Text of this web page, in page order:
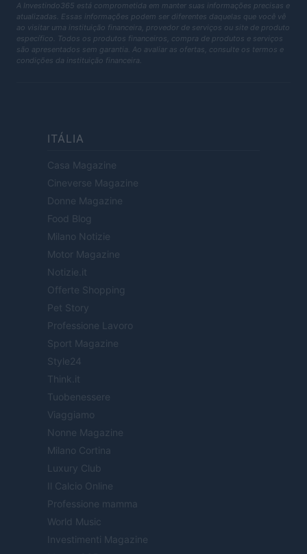
A Investindo365 está comprometida em manter suas informações precisas e
atualizadas. Essas informações podem ser diferentes daquelas que você vê
ao visitar uma instituição financeira, provedor de serviços ou site de produto
específico. Todos os produtos financeiros, compra de produtos e serviços
são apresentados sem garantia. Ao avaliar as ofertas, consulte os termos e
condições da instituição financeira.
ITÁLIA
Casa Magazine
Cineverse Magazine
Donne Magazine
Food Blog
Milano Notizie
Motor Magazine
Notizie.it
Offerte Shopping
Pet Story
Professione Lavoro
Sport Magazine
Style24
Think.it
Tuobenessere
Viaggiamo
Nonne Magazine
Milano Cortina
Luxury Club
Il Calcio Online
Professione mamma
World Music
Investimenti Magazine